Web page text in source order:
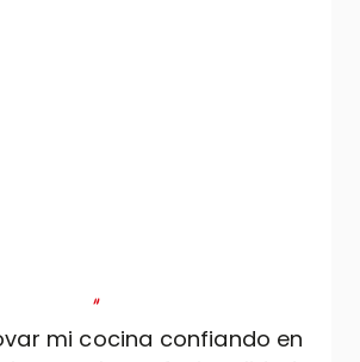
"
mi cocina confiando en